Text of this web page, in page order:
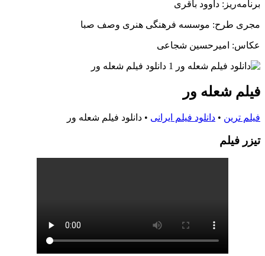
برنامه‌ریز: داوود باقری
مجری طرح: موسسه فرهنگی هنری وصف صبا
عکاس: امیرحسین شجاعی
فیلم شعله ور
فیلم ترین • دانلود فیلم ایرانی • دانلود فیلم شعله ور
تيزر فيلم